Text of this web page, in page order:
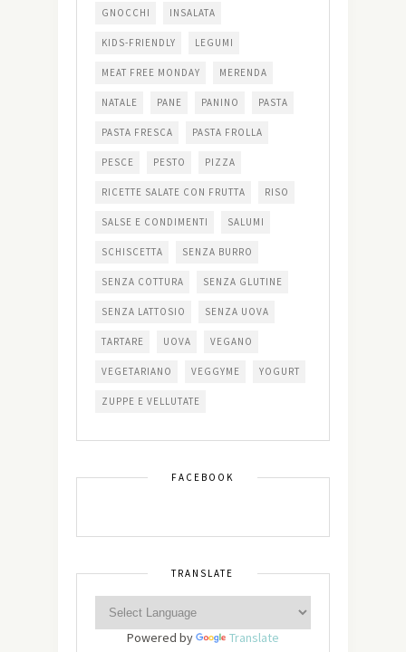
GNOCCHI INSALATA
KIDS-FRIENDLY LEGUMI
MEAT FREE MONDAY MERENDA
NATALE PANE PANINO PASTA
PASTA FRESCA PASTA FROLLA
PESCE PESTO PIZZA
RICETTE SALATE CON FRUTTA RISO
SALSE E CONDIMENTI SALUMI
SCHISCETTA SENZA BURRO
SENZA COTTURA SENZA GLUTINE
SENZA LATTOSIO SENZA UOVA
TARTARE UOVA VEGANO
VEGETARIANO VEGGYME YOGURT
ZUPPE E VELLUTATE
FACEBOOK
TRANSLATE
Powered by Translate